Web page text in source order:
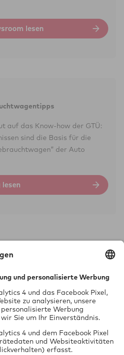
lesen
auf das Know-how der GTÜ:
sind die Basis für die
der Auto
Sicher­heit.
Über­wa­chung mbH